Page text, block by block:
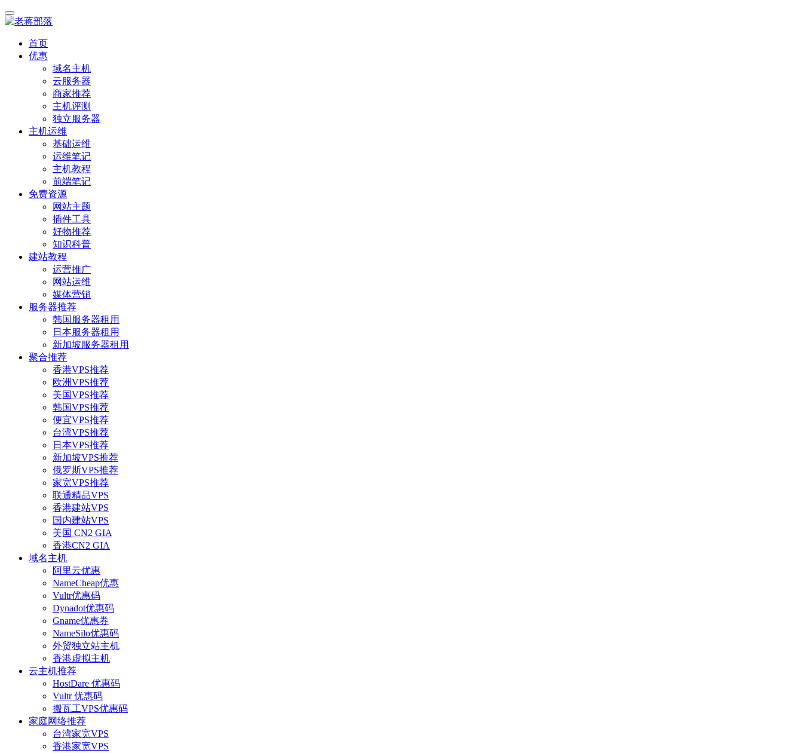
首页
优惠
域名主机
云服务器
商家推荐
主机评测
独立服务器
主机运维
基础运维
运维笔记
主机教程
前端笔记
免费资源
网站主题
插件工具
好物推荐
知识科普
建站教程
运营推广
网站运维
媒体营销
服务器推荐
韩国服务器租用
日本服务器租用
新加坡服务器租用
聚合推荐
香港VPS推荐
欧洲VPS推荐
美国VPS推荐
韩国VPS推荐
便宜VPS推荐
台湾VPS推荐
日本VPS推荐
新加坡VPS推荐
俄罗斯VPS推荐
家宽VPS推荐
联通精品VPS
香港建站VPS
国内建站VPS
美国 CN2 GIA
香港CN2 GIA
域名主机
阿里云优惠
NameCheap优惠
Vultr优惠码
Dynadot优惠码
Gname优惠券
NameSilo优惠码
外贸独立站主机
香港虚拟主机
云主机推荐
HostDare 优惠码
Vultr 优惠码
搬瓦工VPS优惠码
家庭网络推荐
台湾家宽VPS
香港家宽VPS